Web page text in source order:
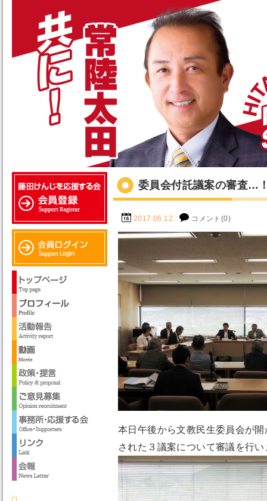
委員会付託議案の審査…
2017.06.12. コメント(0)
本日午後から文教民生委員会が
された３議案について審議を行